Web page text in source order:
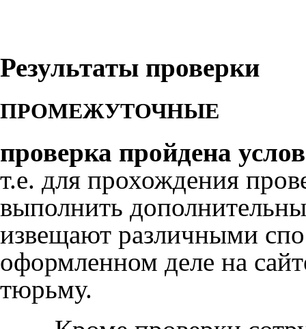
Результаты проверки
ПРОМЕЖУТОЧНЫЕ
проверка пройдена
т.е. для прохождения
выполнить
извещают различными
оформленном деле на
тюрьму.